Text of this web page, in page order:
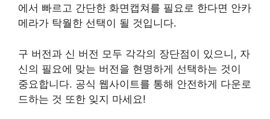
에서 빠르고 간단한 화면캡쳐를 필요로 한다면 안카
메라가 탁월한 선택이 될 것입니다.
구 버전과 신 버전 모두 각각의 장단점이 있으니, 자
신의 필요에 맞는 버전을 현명하게 선택하는 것이
중요합니다. 공식 웹사이트를 통해 안전하게 다운로
드하는 것 또한 잊지 마세요!